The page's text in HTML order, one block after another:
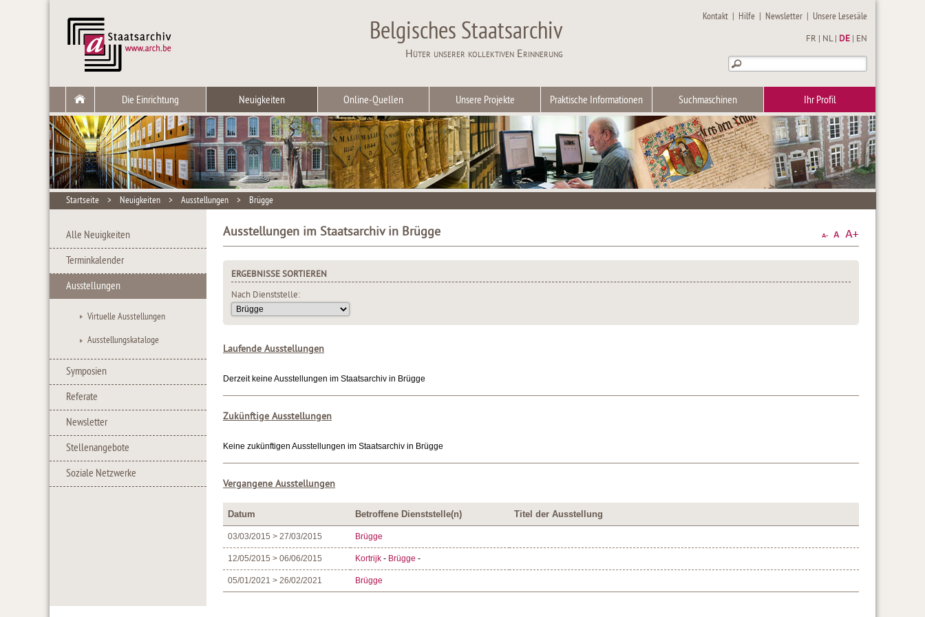
Belgisches Staatsarchiv
Hüter unserer kollektiven Erinnerung
Kontakt | Hilfe | Newsletter | Unsere Lesesäle
FR NL| DE EN
Die Einrichtung Neuigkeiten Online-Quellen Unsere Projekte Praktische Informationen Suchmaschinen Ihr Profil
Startseite > Neuigkeiten > Ausstellungen > Brügge
Alle Neuigkeiten
Terminkalender
Ausstellungen
Virtuelle Ausstellungen
Ausstellungskataloge
Symposien
Referate
Newsletter
Stellenangebote
Soziale Netzwerke
Ausstellungen im Staatsarchiv in Brügge
ERGEBNISSE SORTIEREN
Nach Dienststelle:
Laufende Ausstellungen
Derzeit keine Ausstellungen im Staatsarchiv in Brügge
Zukünftige Ausstellungen
Keine zukünftigen Ausstellungen im Staatsarchiv in Brügge
Vergangene Ausstellungen
Datum Betroffene Dienststelle(n) Titel der Ausstellung
03/03/2015 > 27/03/2015 Brügge
12/05/2015 > 06/06/2015 Kortrijk - Brügge -
05/01/2021 > 26/02/2021 Brügge